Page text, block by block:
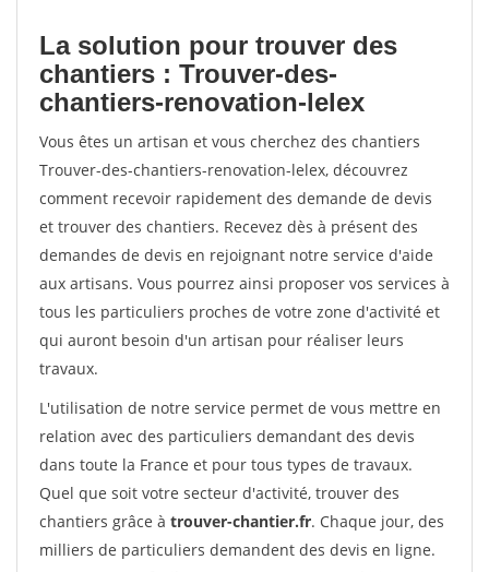
La solution pour trouver des
chantiers : Trouver-des-
chantiers-renovation-lelex
Vous êtes un artisan et vous cherchez des chantiers
Trouver-des-chantiers-renovation-lelex, découvrez
comment recevoir rapidement des demande de devis
et trouver des chantiers. Recevez dès à présent des
demandes de devis en rejoignant notre service d'aide
aux artisans. Vous pourrez ainsi proposer vos services à
tous les particuliers proches de votre zone d'activité et
qui auront besoin d'un artisan pour réaliser leurs
travaux.
L'utilisation de notre service permet de vous mettre en
relation avec des particuliers demandant des devis
dans toute la France et pour tous types de travaux.
Quel que soit votre secteur d'activité, trouver des
chantiers grâce à trouver-chantier.fr. Chaque jour, des
milliers de particuliers demandent des devis en ligne.